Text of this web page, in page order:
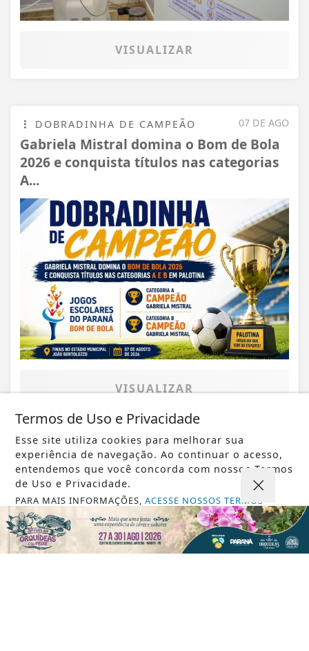
VISUALIZAR
07 DE AGO
DOBRADINHA DE CAMPEÃO
Gabriela Mistral domina o Bom de Bola
2026 e conquista títulos nas categorias
A...
VISUALIZAR
07 DE AGO
JUSTIÇA
Dino aciona PF após TCU apontar R$
55,4 milhões em emendas suspeitas
Termos de Uso e Privacidade
Esse site utiliza cookies para melhorar sua
experiência de navegação. Ao continuar o acesso,
entendemos que você concorda com nossos Termos
de Uso e Privacidade.
PARA MAIS INFORMAÇÕES,ACESSE NOSSOS TERMOS
CLICANDO AQUI
PROSSEGUIR